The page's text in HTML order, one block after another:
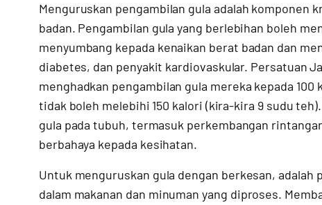
Menguruskan pengambilan gula adalah
badan. Pengambilan gula yang berlebihan boleh
menyumbang kepada kenaikan berat badan dan
diabetes, dan penyakit kardiovaskular. Persatuan
menghadkan pengambilan gula mereka kepada
tidak boleh melebihi 150 kalori (kira-kira 9 sudu
gula pada tubuh, termasuk perkembangan
berbahaya kepada kesihatan.
Untuk menguruskan gula dengan berkesan,
dalam makanan dan minuman yang diproses.